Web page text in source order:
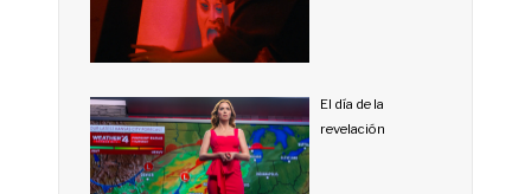
El día de la
revelación